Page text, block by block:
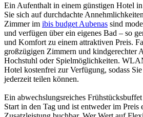
Ein Aufenthalt in einem günstigen Hotel in
Sie sich auf durchdachte
Zimmer im ibis budget Aubenas sind
und verfügen über ein eigenes Bad – so
und Komfort zu einem attraktiven Preis.
großzügigen Zimmern und kindgerechter
Hochstuhl oder Spielmöglichkeiten.
Hotel kostenfrei zur Verfügung, sodass
jederzeit teilen können.
Ein abwechslungsreiches
Start in den Tag und ist entweder im Preis